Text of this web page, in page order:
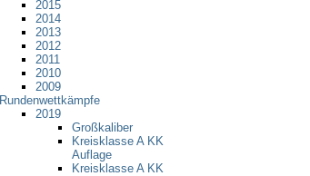
2015
2014
2013
2012
2011
2010
2009
Rundenwettkämpfe
2019
Großkaliber
Kreisklasse A KK
Auflage
Kreisklasse A KK